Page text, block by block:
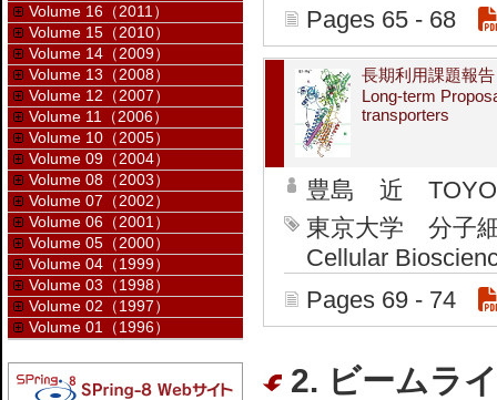
Pages 65 - 68
長期利用課題報
Long-term
transporters
豊島 近
東京大学 分子
Cellular
Pages 69 - 74
2. ビームラ
Volume 16（2011）
Volume 15（2010）
Volume 14（2009）
Volume 13（2008）
Volume 12（2007）
Volume 11（2006）
Volume 10（2005）
Volume 09（2004）
Volume 08（2003）
Volume 07（2002）
Volume 06（2001）
Volume 05（2000）
Volume 04（1999）
Volume 03（1998）
Volume 02（1997）
Volume 01（1996）